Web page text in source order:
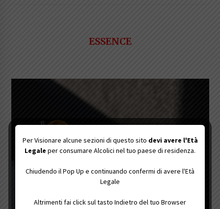
ESSENCE
Per Visionare alcune sezioni di questo sito devi avere l'Età
Legale per consumare Alcolici nel tuo paese di residenza.
Chiudendo il Pop Up e continuando confermi di avere l'Età
Legale
Altrimenti fai click sul tasto Indietro del tuo Browser